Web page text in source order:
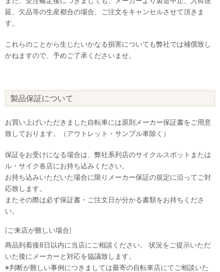
延、欠品等の生産都合の場合、ご注文をキャンセルさせて頂きま
す。
これらのことから生じたいかなる損害についても弊社では補償致し
かねますので、予めご了承くださいませ。
製品保証について
お買い上げいただきました自転車には原則メーカー保証書をご用意
致しております。（アウトレット・サンプル車除く）
保証をお受けになる場合は、弊社系列店のサイクルスポットまたは
ル・サイク各店にお持ち込みください。
お持ち込みいただいた場合に限りメーカー保証の規定に沿ってご対
応致します。
またその際は必ず保証書・ご注文日が分かる書類をお持ちくださ
い。
[ご来店が難しい場合]
商品到着後8日以内に当店にご相談ください。 状況をご提示いただ
いた後にメーカーと対応を協議致します。
※判断が難しい事例につきましては最寄の自転車店にてご相談いた